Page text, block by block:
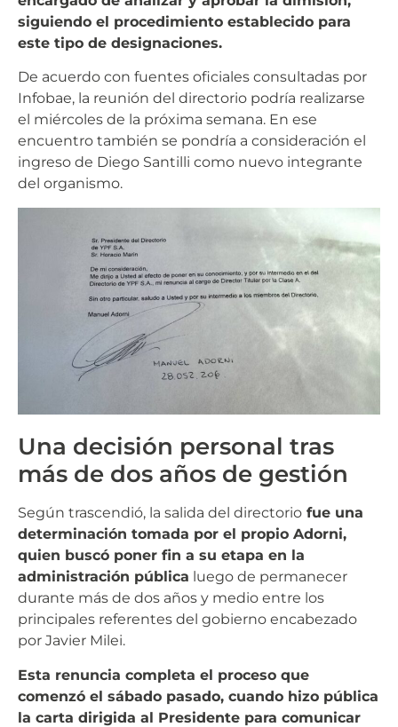
siguiendo el procedimiento establecido para
este tipo de designaciones.
De acuerdo con fuentes oficiales consultadas por
Infobae, la reunión del directorio podría realizarse
el miércoles de la próxima semana. En ese
encuentro también se pondría a consideración el
ingreso de Diego Santilli como nuevo integrante
del organismo.
Una decisión personal tras
más de dos años de gestión
Según trascendió, la salida del directorio fue una
determinación tomada por el propio Adorni,
quien buscó poner fin a su etapa en la
administración pública luego de permanecer
durante más de dos años y medio entre los
principales referentes del gobierno encabezado
por Javier Milei.
Esta renuncia completa el proceso que
comenzó el sábado pasado, cuando hizo pública
la carta dirigida al Presidente para comunicar